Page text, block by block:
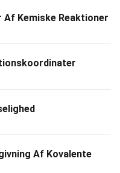
Af Kemiske Reaktioner
Af Kovalente